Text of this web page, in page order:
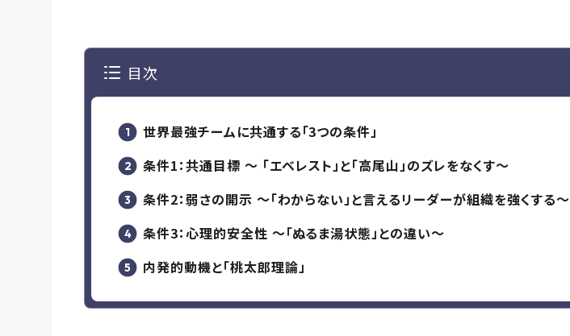
目次
世界最強チームに共通する「3つの条件」
条件1：共通目標 〜 「エベレスト」と「高尾山」のズレをなくす〜
条件2：弱さの開示 〜「わからない」と言えるリーダーが組織を強くする〜
条件3：心理的安全性 〜「ぬるま湯状態」との違い〜
内発的動機と「桃太郎理論」